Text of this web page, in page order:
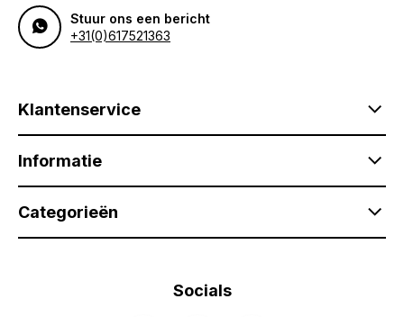
Stuur ons een bericht
+31(0)617521363
Klantenservice
Informatie
Categorieën
Socials